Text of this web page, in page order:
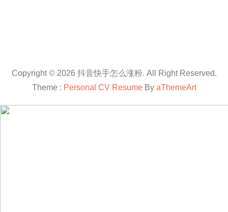
Copyright © 2026 抖音快手怎么涨粉. All Right Reserved.
Theme : Personal CV ResumeBy aThemeArt